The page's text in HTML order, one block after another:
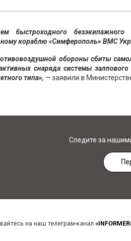
быстроходного
кораблю «Симферополь» ВМС
обороны сбиты
снаряда системы
типа», — заявили в
Следите за
на наш телеграм-канал